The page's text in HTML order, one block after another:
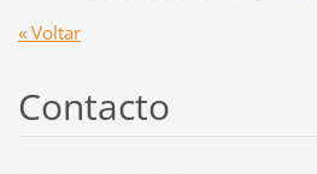
« Voltar
Contacto